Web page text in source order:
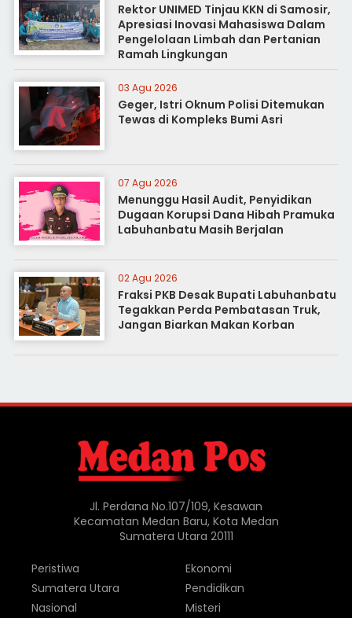
Rektor UNIMED Tinjau KKN di Samosir,
Apresiasi Inovasi Mahasiswa Dalam
Pengelolaan Limbah dan Pertanian
Ramah Lingkungan
03 Agu 2026
Geger, Istri Oknum Polisi Ditemukan
Tewas di Kompleks Bumi Asri
07 Agu 2026
Menunggu Hasil Audit, Penyidikan
Dugaan Korupsi Dana Hibah Pramuka
Labuhanbatu Masih Berjalan
02 Agu 2026
Fraksi PKB Desak Bupati Labuhanbatu
Tegakkan Perda Pembatasan Truk,
Jangan Biarkan Makan Korban
Jl. Perdana No.107/109, Kesawan
Kecamatan Medan Baru, Kota Medan
Sumatera Utara 20111
Peristiwa
Sumatera Utara
Nasional
Ekonomi
Pendidikan
Misteri